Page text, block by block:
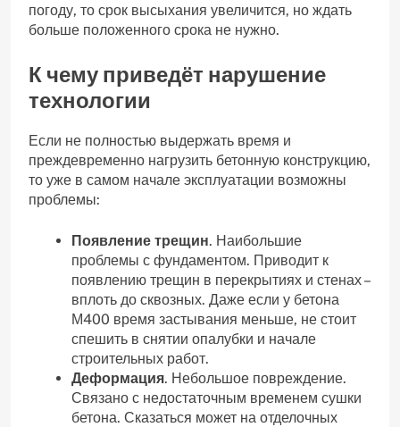
погоду, то срок высыхания увеличится, но ждать
больше положенного срока не нужно.
К чему приведёт нарушение
технологии
Если не полностью выдержать время и
преждевременно нагрузить бетонную конструкцию,
то уже в самом начале эксплуатации возможны
проблемы:
Появление трещин. Наибольшие
проблемы с фундаментом. Приводит к
появлению трещин в перекрытиях и стенах –
вплоть до сквозных. Даже если у бетона
М400 время застывания меньше, не стоит
спешить в снятии опалубки и начале
строительных работ.
Деформация. Небольшое повреждение.
Связано с недостаточным временем сушки
бетона. Сказаться может на отделочных